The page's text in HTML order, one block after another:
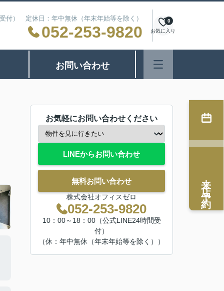
付） 定休日：年中無休（年末年始等を除く）
052-253-9820 お気に入り
0
お問い合わせ
お気軽にお問い合わせください
LINEからお問い合わせ
無料お問い合わせ
株式会社オフィスゼロ
052-253-9820
10：00～18：00（公式LINE24時間受
付）
（休：年中無休（年末年始等を除く））
来店予約